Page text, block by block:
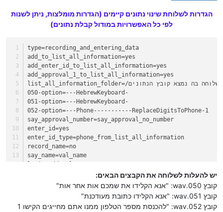
הגדרות לשלוחת שינוי נתונים קיימים (הגדרות מומלצות, ניתן לשנות
לפי כל האפשרויות במודול קבלת נתונים)
type=recording_and_entering_data
add_to_list_all_information=yes
add_enter_id_to_list_all_information=yes
add_approval_1_to_list_all_information=yes
list_all_information_folder=/שלוחה בה נמצא קובץ הנתונים
050-option=---HebrewKeyboard-
051-option=---HebrewKeyboard-
​​​​​​​052-option=---Phone-----------ReplaceDigitsToPhone-1​​​​​​​
say_approval_number=say_approval_no_number
enter_id=yes
enter_id_type=phone_from_list_all_information
record_name=no
say_name=val_name
delete_old_from_list_all_information=yes
יש להעלות לשלוחה את הקבצים הבאים:
קובץ 050.wav: "אנא הקלידו את שמכם אות אחר אות"
קובץ 051.wav: "אנא הקלידו כתובת מעודכנת"
קובץ 052.wav: "להכנסת מספר הטלפון ממנו אתם מחייגים הקישו 1